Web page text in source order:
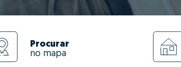
Procurar
no mapa